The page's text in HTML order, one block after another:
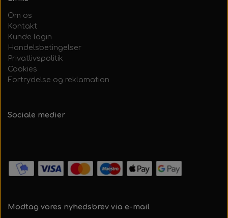
Om os
Kontakt
Kunde login
Handelsbetingelser
Privatlivspolitik
Cookies
Fortrydelse og reklamation
Sociale medier
Modtag vores nyhedsbrev via e-mail